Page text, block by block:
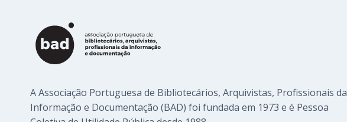
A Associação Portuguesa de Bibliotecários, Arquivistas, Profissionais da
Informação e Documentação (BAD) foi fundada em 1973 e é Pessoa